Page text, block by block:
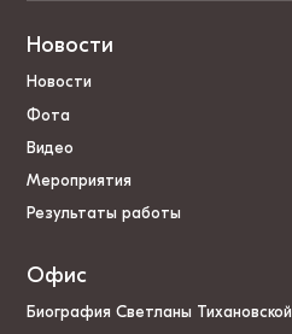
Новости
Новости
Фота
Видео
Мероприятия
Результаты работы
Офис
Биография Светланы Тихановской